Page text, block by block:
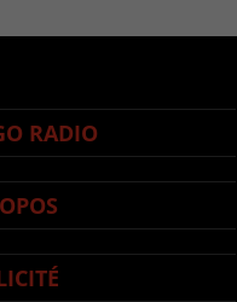
RADIO